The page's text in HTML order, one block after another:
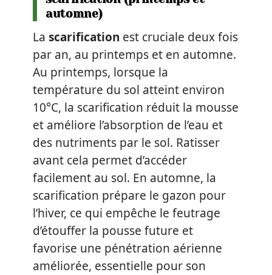
automne)
La scarification est cruciale deux fois
par an, au printemps et en automne.
Au printemps, lorsque la
température du sol atteint environ
10°C, la scarification réduit la mousse
et améliore l’absorption de l’eau et
des nutriments par le sol. Ratisser
avant cela permet d’accéder
facilement au sol. En automne, la
scarification prépare le gazon pour
l’hiver, ce qui empêche le feutrage
d’étouffer la pousse future et
favorise une pénétration aérienne
améliorée, essentielle pour son